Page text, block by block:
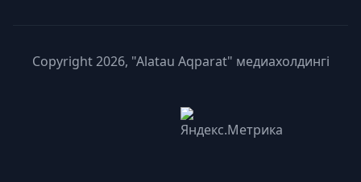
Copyright 2026, "Alatau Aqparat" медиахолдингі